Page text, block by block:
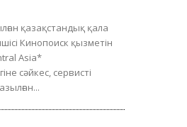
қазақстандық қала
Кинопоиск қызметін
Asia*
сәйкес, сервисті